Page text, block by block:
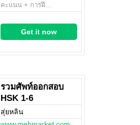
คะแนน + การฝึ…
Get it now
รวมศัพท์ออกสอบ
HSK 1-6
สุ่ยหลิน